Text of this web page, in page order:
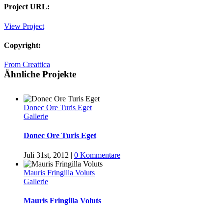
Project URL:
View Project
Copyright:
From Creattica
Ähnliche Projekte
Donec Ore Turis Eget
Gallerie
Donec Ore Turis Eget
Juli 31st, 2012 | 0 Kommentare
Mauris Fringilla Voluts
Gallerie
Mauris Fringilla Voluts